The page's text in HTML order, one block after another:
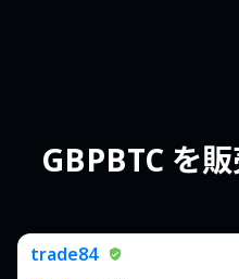
GBPBTC を
trade84